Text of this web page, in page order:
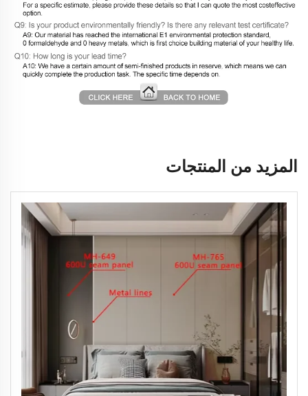
المزيد من المنتجات